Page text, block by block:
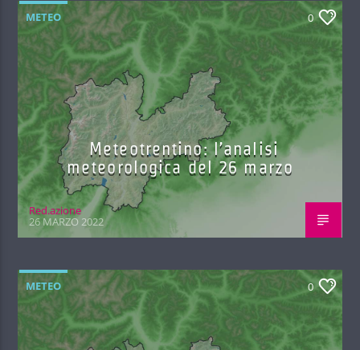
METEO 0
Meteotrentino: l’analisi
meteorologica del 26 marzo
Red.azione
26 MARZO 2022
METEO 0